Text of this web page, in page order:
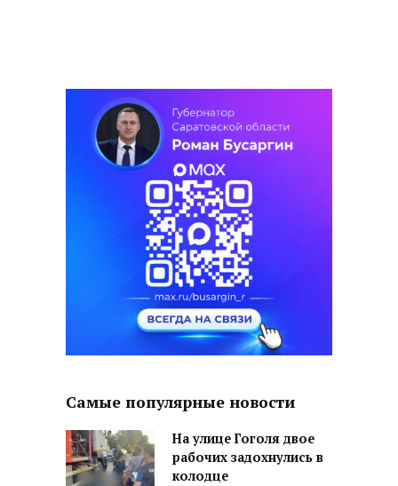
Самые популярные новости
На улице Гоголя двое
рабочих задохнулись в
колодце